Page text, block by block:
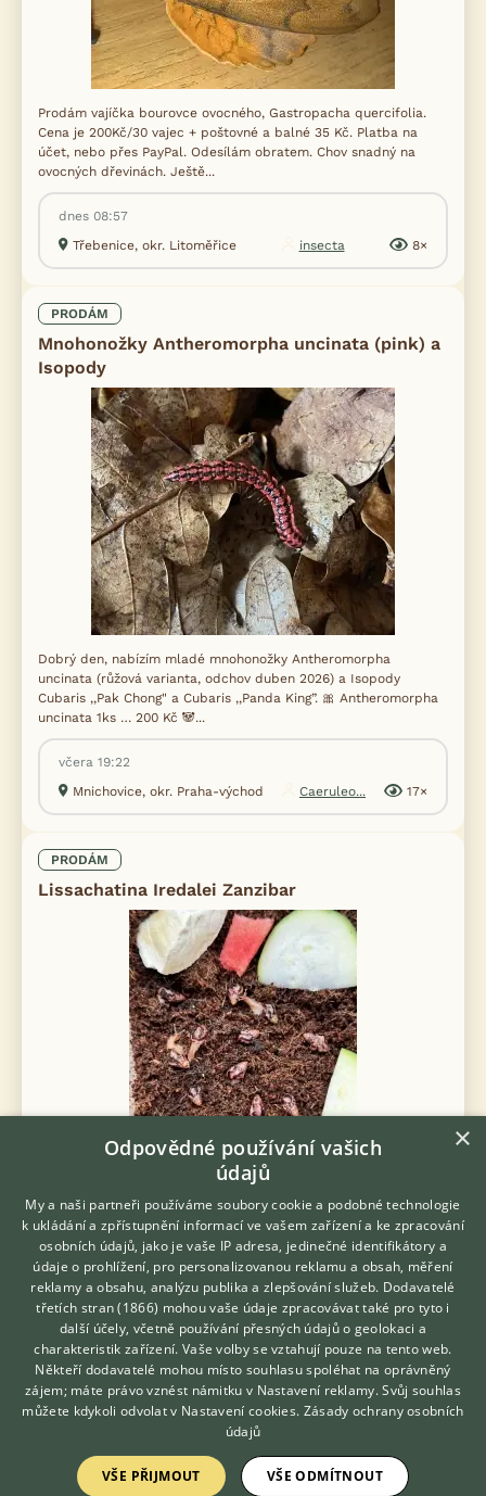
Prodám vajíčka bourovce ovocného, Gastropacha quercifolia.
Cena je 200Kč/30 vajec + poštovné a balné 35 Kč. Platba na
účet, nebo přes PayPal. Odesílám obratem. Chov snadný na
ovocných dřevinách. Ještě...
dnes 08:57
Třebenice, okr. Litoměřice
insecta 8×
PRODÁM
Mnohonožky Antheromorpha uncinata (pink) a
Isopody
Dobrý den, nabízím mladé mnohonožky Antheromorpha
uncinata (růžová varianta, odchov duben 2026) a Isopody
Cubaris ,,Pak Chong" a Cubaris ,,Panda King”. 🎀 Antheromorpha
uncinata 1ks … 200 Kč 🐼...
včera 19:22
Mnichovice, okr. Praha-východ
Caeruleo... 17×
PRODÁM
Lissachatina Iredalei Zanzibar
Hezký den, Přijímám rezervace na tato miminka Lissachatina
Iredalei Zanzibar. 🐌 Do nových domovů budou připravena
přibližně za půl měsíce-měsíc.V té době budou mít ulitu o
velikosti přibližně 3 cm...
4.8.2026 16:31
Loděnice, okr. Beroun
patejdlo... 20×
Zobrazit více inzerátů (167)
Hledáte zvířecího kamaráda?
Zdarma vám poradí
VETERINÁŘ ONLINE
KONZULTOVAT S
VETERINÁŘEM
×
Odpovědné používání vašich
údajů
My a naši partneři používáme soubory cookie a podobné technologie
k ukládání a zpřístupnění informací ve vašem zařízení a ke zpracování
osobních údajů, jako je vaše IP adresa, jedinečné identifikátory a
údaje o prohlížení, pro personalizovanou reklamu a obsah, měření
reklamy a obsahu, analýzu publika a zlepšování služeb. Dodavatelé
třetích stran (1866) mohou vaše údaje zpracovávat také pro tyto i
další účely, včetně používání přesných údajů o geolokaci a
charakteristik zařízení. Vaše volby se vztahují pouze na tento web.
Někteří dodavatelé mohou místo souhlasu spoléhat na oprávněný
zájem; máte právo vznést námitku v Nastavení reklamy. Svůj souhlas
můžete kdykoli odvolat v Nastavení cookies. Zásady ochrany osobních
údajů
VŠE PŘIJMOUT VŠE ODMÍTNOUT